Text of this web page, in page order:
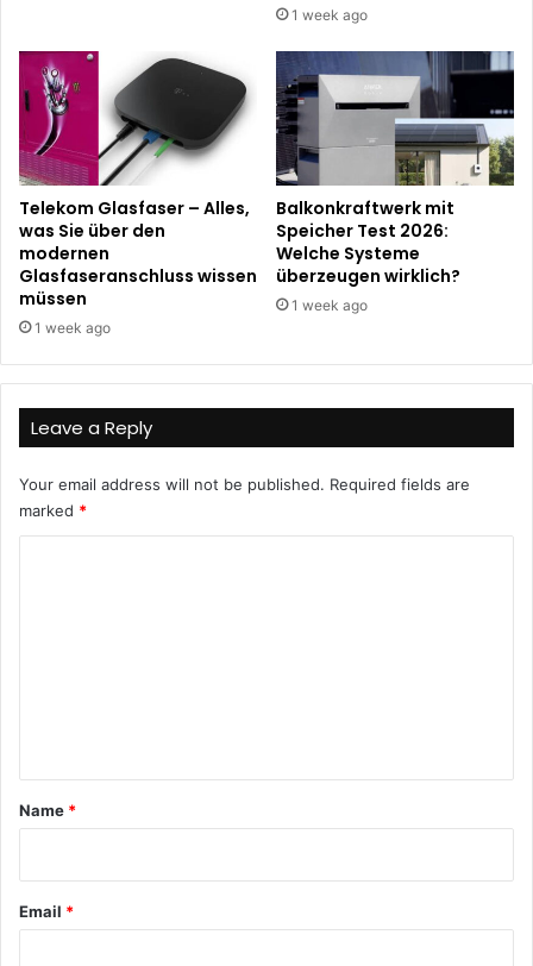
1 week ago
Telekom Glasfaser – Alles,
was Sie über den
modernen
Glasfaseranschluss wissen
müssen
1 week ago
Balkonkraftwerk mit
Speicher Test 2026:
Welche Systeme
überzeugen wirklich?
1 week ago
Leave a Reply
Your email address will not be published. Required fields are
marked *
*
Name *
Email *